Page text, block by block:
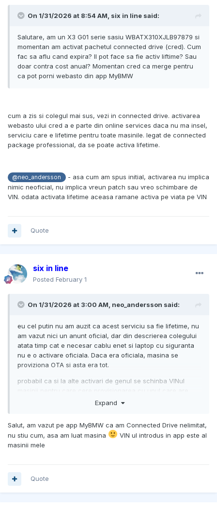
On 1/31/2026 at 8:54 AM, six in line said:
Salutare, am un X3 G01 serie sasiu WBATX310XJLB97879 si
momentan am activat pachetul connected drive (cred). Cum
fac sa aflu cand expira? Il pot face sa fie activ liftime? Sau
doar contra cost anual? Momentan cred ca merge pentru
ca pot porni webasto din app MyBMW
cum a zis si colegul mai sus, vezi in connected drive. activarea
webasto ului cred a e parte din online services daca nu ma insel,
serviciu care e lifetime pentru toate masinile. legat de connected
package professional, da se poate activa lifetime.
@neo_andersson
- asa cum am spus initial, activarea nu implica
nimic neoficial, nu implica vreun patch sau vreo schimbare de
VIN. odata activata lifetime aceasa ramane activa pe viata pe VIN
Quote
six in line
Posted February 1
On 1/31/2026 at 3:00 AM, neo_andersson said:
eu cel putin nu am auzit ca acest serviciu sa fie lifetime, nu
am vazut nici un anunt oficial, dar din descrierea colegului
atata timp cat e necesar cablu enet si laptop cu siguranta
nu e o activare oficiala. Daca era oficiala, masina se
proviziona OTA si asta era tot.
probabil ca si la alte activari de genul se schinba VINul
masinii pentru care cere provisionarea cu unul care are
Expand
Salut, am vazut pe app MyBMW ca am Connected Drive nelimitat,
nu stiu cum, asa am luat masina
VIN ul introdus in app este al
masinii mele
Quote